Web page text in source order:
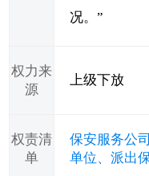
况。”
权力来
源
上级下放
权责清
单
保安服务公
单位、派出